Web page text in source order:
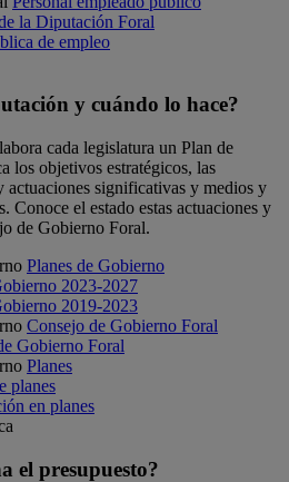
la Diputación Foral
de empleo
y cuándo lo hace?
cada legislatura un Plan de
los objetivos estratégicos, las
actuaciones significativas y medios y
Conoce el estado estas actuaciones y
de Gobierno Foral.
Planes de Gobierno
2023-2027
2019-2023
Consejo de Gobierno Foral
Gobierno Foral
Planes
planes
en planes
el presupuesto?